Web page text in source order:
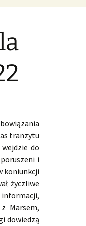
tranzytu
do
i
koniunkcji
życzliwe
Marsem,
dowiedzą